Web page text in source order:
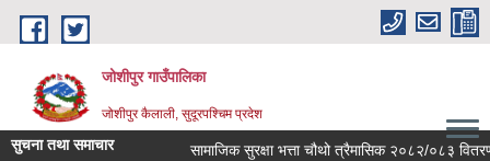
Skip to main content
जोशीपुर गाउँपालिका
जोशीपुर कैलाली, सुदूरपश्चिम प्रदेश
सुचना तथा समाचार सामाजिक सुरक्षा भत्ता चौथो त्रैमासिक २०८२/०८३ वितरण